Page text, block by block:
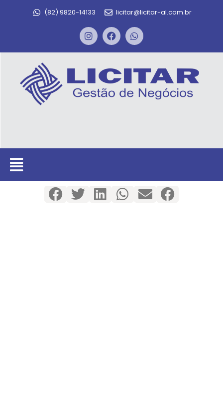
(82) 9820-14133 licitar@licitar-al.com.br